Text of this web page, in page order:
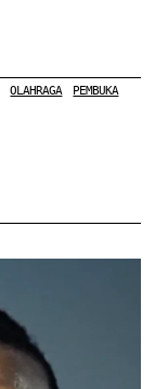
OLAHRAGA
PEMBUKA